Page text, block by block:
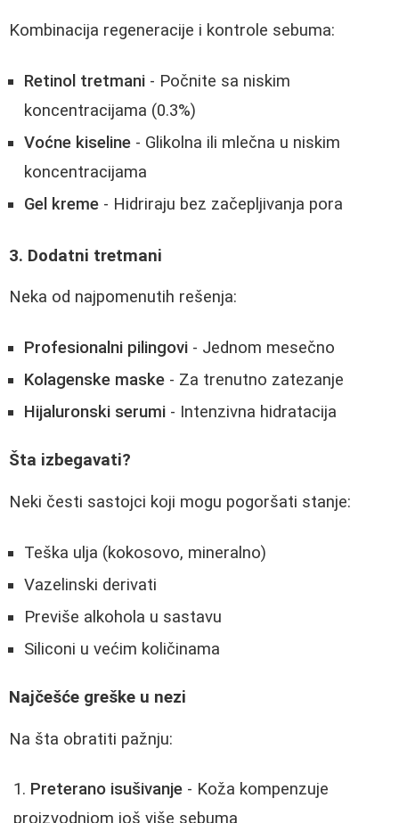
Kombinacija regeneracije i kontrole sebuma:
Retinol tretmani - Počnite sa niskim
koncentracijama (0.3%)
Voćne kiseline - Glikolna ili mlečna u niskim
koncentracijama
Gel kreme - Hidriraju bez začepljivanja pora
3. Dodatni tretmani
Neka od najpomenutih rešenja:
Profesionalni pilingovi - Jednom mesečno
Kolagenske maske - Za trenutno zatezanje
Hijaluronski serumi - Intenzivna hidratacija
Šta izbegavati?
Neki česti sastojci koji mogu pogoršati stanje:
Teška ulja (kokosovo, mineralno)
Vazelinski derivati
Previše alkohola u sastavu
Siliconi u većim količinama
Najčešće greške u nezi
Na šta obratiti pažnju:
Preterano isušivanje - Koža kompenzuje
proizvodnjom još više sebuma